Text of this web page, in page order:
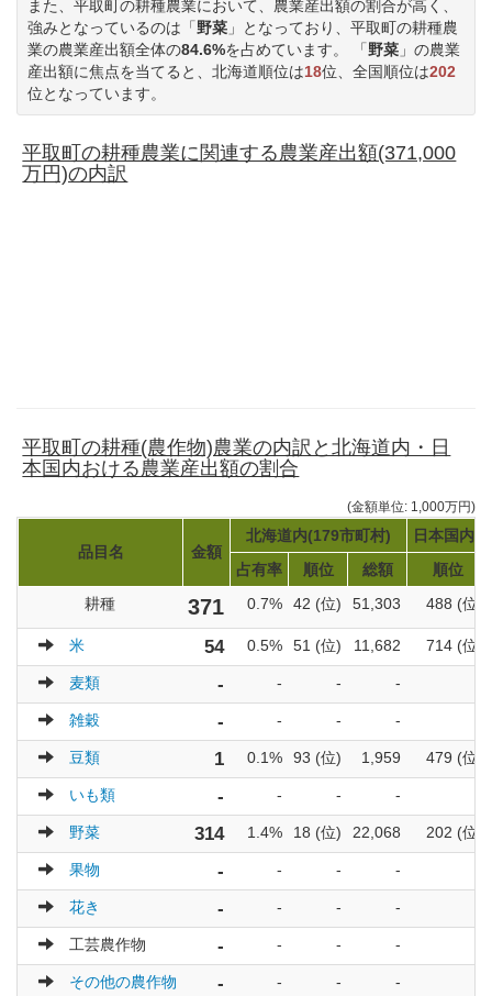
また、平取町の耕種農業において、農業産出額の割合が高く、
強みとなっているのは「野菜 」となっており、平取町の耕種農
業の農業産出額全体の84.6%を占めています。 「野菜 」の農業
産出額に焦点を当てると、北海道順位は18位、全国順位は202
位となっています。
平取町の耕種農業に関連する農業産出額(371,000
万円)の内訳
平取町の耕種(農作物)農業の内訳と北海道内・日
本国内おける農業産出額の割合
(金額単位: 1,000万円)
品目名 金額
北海道内(179市町村)
日本国内
占有率
順位 総額
順位
耕種
371 0.7% 42 (位) 51,303 488 (位)
米 54 0.5% 51 (位) 11,682 714 (位)
麦類 - - - -
雑穀 - - - -
豆類 1 0.1% 93 (位) 1,959 479 (位)
いも類 - - - -
野菜 314 1.4% 18 (位) 22,068 202 (位)
果物 - - - -
花き - - - -
工芸農作物 - - - -
その他の農作物 - - - -